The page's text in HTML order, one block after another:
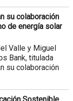
su colaboración
de energía solar
Valle y Miguel
Bank, titulada
su colaboración